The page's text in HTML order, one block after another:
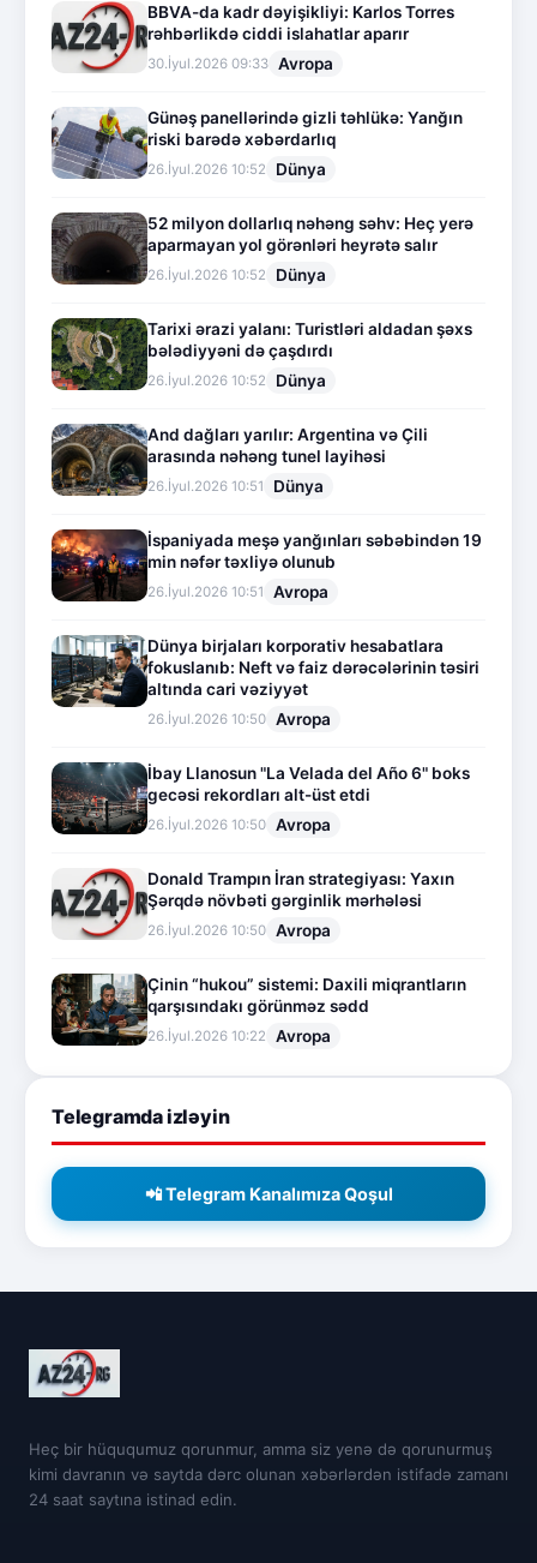
BBVA-da kadr dəyişikliyi: Karlos Torres
rəhbərlikdə ciddi islahatlar aparır
30.İyul.2026 09:33 Avropa
Günəş panellərində gizli təhlükə: Yanğın
riski barədə xəbərdarlıq
26.İyul.2026 10:52 Dünya
52 milyon dollarlıq nəhəng səhv: Heç yerə
aparmayan yol görənləri heyrətə salır
26.İyul.2026 10:52 Dünya
Tarixi ərazi yalanı: Turistləri aldadan şəxs
bələdiyyəni də çaşdırdı
26.İyul.2026 10:52 Dünya
And dağları yarılır: Argentina və Çili
arasında nəhəng tunel layihəsi
26.İyul.2026 10:51 Dünya
İspaniyada meşə yanğınları səbəbindən 19
min nəfər təxliyə olunub
26.İyul.2026 10:51 Avropa
Dünya birjaları korporativ hesabatlara
fokuslanıb: Neft və faiz dərəcələrinin təsiri
altında cari vəziyyət
26.İyul.2026 10:50 Avropa
İbay Llanosun "La Velada del Año 6" boks
gecəsi rekordları alt-üst etdi
26.İyul.2026 10:50 Avropa
Donald Trampın İran strategiyası: Yaxın
Şərqdə növbəti gərginlik mərhələsi
26.İyul.2026 10:50 Avropa
Çinin “hukou” sistemi: Daxili miqrantların
qarşısındakı görünməz sədd
26.İyul.2026 10:22 Avropa
Telegramda izləyin
📲 Telegram Kanalımıza Qoşul
Heç bir hüququmuz qorunmur, amma siz yenə də qorunurmuş
kimi davranın və saytda dərc olunan xəbərlərdən istifadə zamanı
24 saat saytına istinad edin.